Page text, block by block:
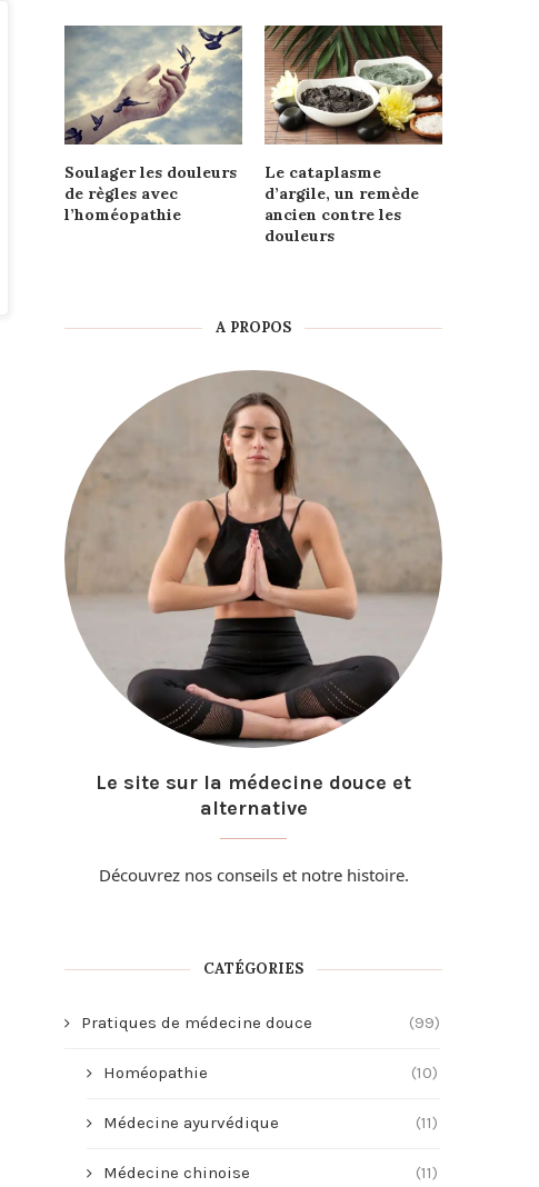
Soulager les douleurs
de règles avec
l’homéopathie
Le cataplasme
d’argile, un remède
ancien contre les
douleurs
A PROPOS
Le site sur la médecine douce et
alternative
Découvrez nos conseils et notre histoire.
CATÉGORIES
Pratiques de médecine douce (99)
Homéopathie (10)
Médecine ayurvédique (11)
Médecine chinoise (11)